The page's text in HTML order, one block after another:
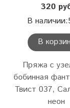
320
В
В
Пряжа с
бобинная
Твист 037,
неон